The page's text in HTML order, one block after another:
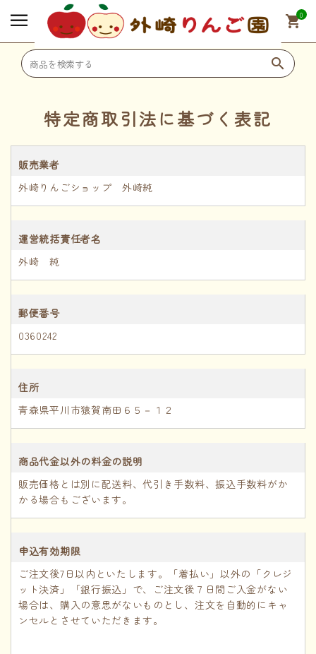
0
shopping_cart
search
search
SHOPPING
🍹 ジュース
🎁 その他オリジナル商品
ようこそ ゲスト 様
meeting_room person
特定商取引法に基づく表記
販売業者
外崎りんごショップ 外崎純
運営統括責任者名
外崎 純
郵便番号
0360242
住所
青森県平川市猿賀南田６５－１２
商品代金以外の料金の説明
販売価格とは別に配送料、代引き手数料、振込手数料がか
かる場合もございます。
申込有効期限
ご注文後7日以内といたします。「着払い」以外の「クレジ
ット決済」「銀行振込」で、ご注文後７日間ご入金がない
場合は、購入の意思がないものとし、注文を自動的にキャ
ンセルとさせていただきます。